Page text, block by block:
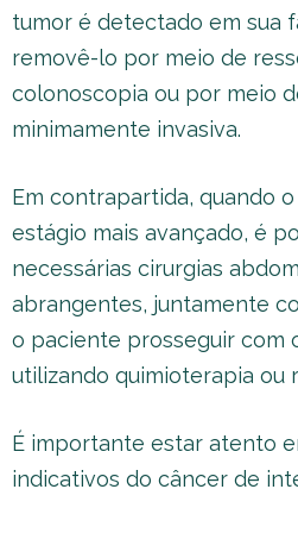
tumor é detectado em sua
removê-lo por meio de
colonoscopia ou por meio
minimamente invasiva.
Em contrapartida, quando
estágio mais avançado, é
necessárias cirurgias
abrangentes, juntamente
o paciente prosseguir com
utilizando quimioterapia ou
É importante estar atento
indicativos do câncer de